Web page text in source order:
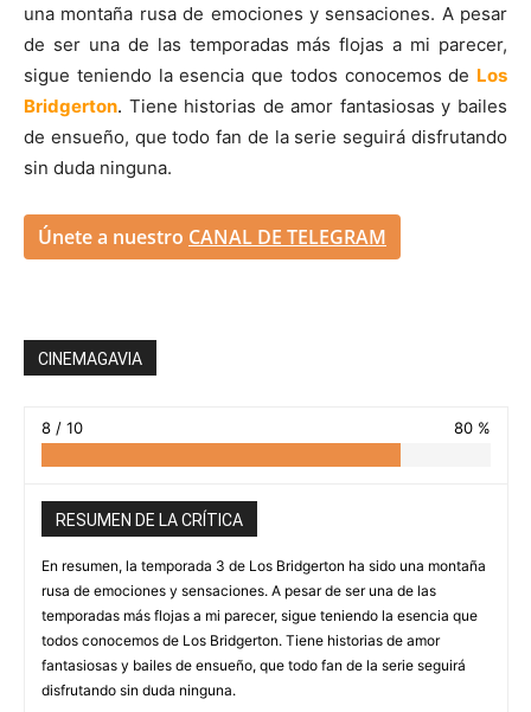
una montaña rusa de emociones y sensaciones. A pesar
de ser una de las temporadas más flojas a mi parecer,
sigue teniendo la esencia que todos conocemos de Los
Bridgerton. Tiene historias de amor fantasiosas y bailes
de ensueño, que todo fan de la serie seguirá disfrutando
sin duda ninguna.
Únete a nuestro CANAL DE TELEGRAM
CINEMAGAVIA
8 / 10 80 %
RESUMEN DE LA CRÍTICA
En resumen, la temporada 3 de Los Bridgerton ha sido una montaña
rusa de emociones y sensaciones. A pesar de ser una de las
temporadas más flojas a mi parecer, sigue teniendo la esencia que
todos conocemos de Los Bridgerton. Tiene historias de amor
fantasiosas y bailes de ensueño, que todo fan de la serie seguirá
disfrutando sin duda ninguna.